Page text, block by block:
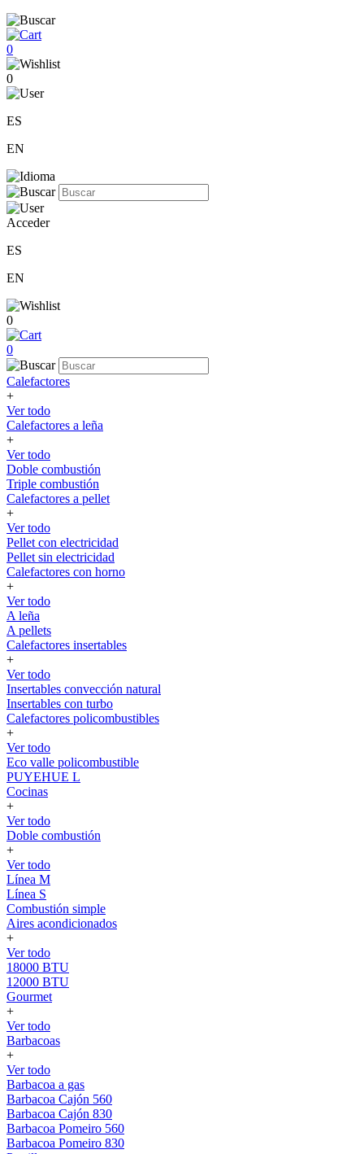
0
0
ES
EN
Acceder
ES
EN
0
0
Calefactores
+
Ver todo
Calefactores a leña
+
Ver todo
Doble combustión
Triple combustión
Calefactores a pellet
+
Ver todo
Pellet con electricidad
Pellet sin electricidad
Calefactores con horno
+
Ver todo
A leña
A pellets
Calefactores insertables
+
Ver todo
Insertables convección natural
Insertables con turbo
Calefactores policombustibles
+
Ver todo
Eco valle policombustible
PUYEHUE L
Cocinas
+
Ver todo
Doble combustión
+
Ver todo
Línea M
Línea S
Combustión simple
Aires acondicionados
+
Ver todo
18000 BTU
12000 BTU
Gourmet
+
Ver todo
Barbacoas
+
Ver todo
Barbacoa a gas
Barbacoa Cajón 560
Barbacoa Cajón 830
Barbacoa Pomeiro 560
Barbacoa Pomeiro 830